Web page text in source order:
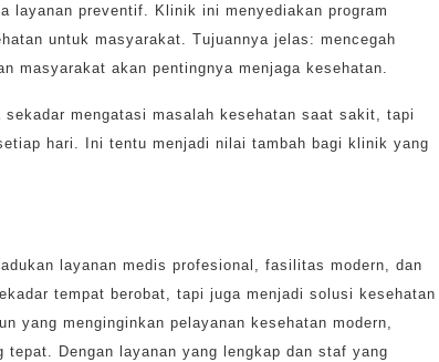
layanan preventif. Klinik ini menyediakan program
untuk masyarakat. Tujuannya jelas: mencegah
masyarakat akan pentingnya menjaga kesehatan.
mengatasi masalah kesehatan saat sakit, tapi
hari. Ini tentu menjadi nilai tambah bagi klinik yang
layanan medis profesional, fasilitas modern, dan
tempat berobat, tapi juga menjadi solusi kesehatan
yang menginginkan pelayanan kesehatan modern,
Dengan layanan yang lengkap dan staf yang